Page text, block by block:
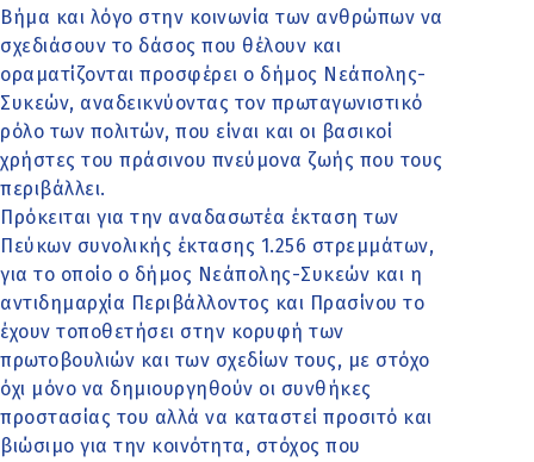
Βήμα και λόγο στην κοινωνία των ανθρώπων να
σχεδιάσουν το δάσος που θέλουν και
οραματίζονται προσφέρει ο δήμος Νεάπολης-
Συκεών, αναδεικνύοντας τον πρωταγωνιστικό
ρόλο των πολιτών, που είναι και οι βασικοί
χρήστες του πράσινου πνεύμονα ζωής που τους
περιβάλλει.
Πρόκειται για την αναδασωτέα έκταση των
Πεύκων συνολικής έκτασης 1.256 στρεμμάτων,
για το οποίο ο δήμος Νεάπολης-Συκεών και η
αντιδημαρχία Περιβάλλοντος και Πρασίνου το
έχουν τοποθετήσει στην κορυφή των
πρωτοβουλιών και των σχεδίων τους, με στόχο
όχι μόνο να δημιουργηθούν οι συνθήκες
προστασίας του αλλά να καταστεί προσιτό και
βιώσιμο για την κοινότητα, στόχος που